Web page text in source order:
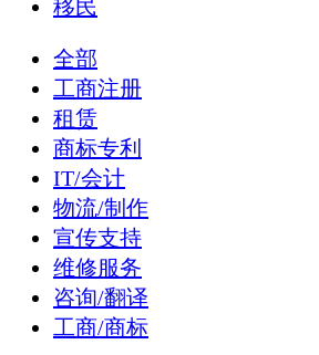
移民
全部
工商注册
租赁
商标专利
IT/会计
物流/制作
宣传支持
维修服务
咨询/翻译
工商/商标